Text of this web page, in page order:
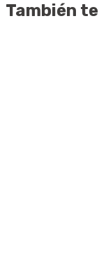
También